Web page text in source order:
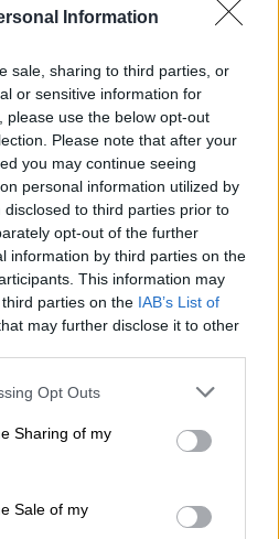
Information
sale, sharing to third parties, or
or sensitive information for
please use the below opt-out
Please note that after your
you may continue seeing
personal information utilized by
to third parties prior to
opt-out of the further
information by third parties on the
This information may
parties on the IAB’s List of
may further disclose it to other
app uses one or more Google
behaviour. You may click to
and its third-party tags to
purposes in below Google
Opt Outs
Sharing of my
Sale of my
ο παιδεραστής του
τους όρους
παιδεραστής του
τους όρους
ο οποίος
σε401 χρόνια
όριο κράτησης τα 20
22 Απριλίου,
της ποινής του
των ευεργετικών